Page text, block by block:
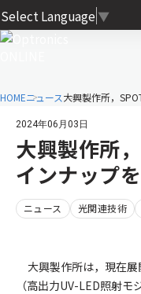
Select Language ▼
HOMEニュース大興製作所，
2024年06月03日
大興製作所
インナップ
ニュース 光関連技術
大興製作所は，現在
（高出力UV-LED照射